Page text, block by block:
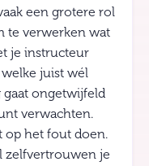
een grotere rol
te verwerken wat
je instructeur
juist wél
ongetwijfeld
verwachten.
op het fout doen.
zelfvertrouwen je